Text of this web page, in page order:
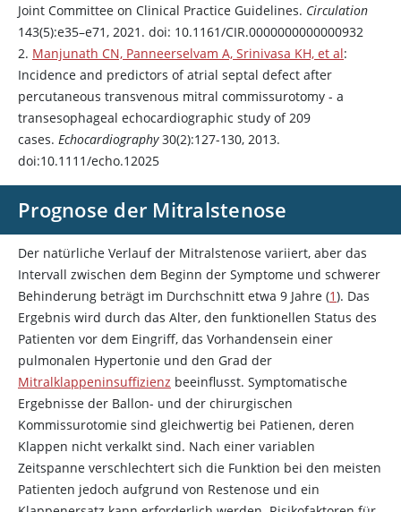
Joint Committee on Clinical Practice Guidelines. Circulation
143(5):e35–e71, 2021. doi: 10.1161/CIR.0000000000000932
2. Manjunath CN, Panneerselvam A, Srinivasa KH, et al:
Incidence and predictors of atrial septal defect after
percutaneous transvenous mitral commissurotomy - a
transesophageal echocardiographic study of 209
cases. Echocardiography30(2):127-130, 2013.
doi:10.1111/echo.12025
Prognose der Mitralstenose
Der natürliche Verlauf der Mitralstenose variiert, aber das
Intervall zwischen dem Beginn der Symptome und schwerer
Behinderung beträgt im Durchschnitt etwa 9 Jahre (1). Das
Ergebnis wird durch das Alter, den funktionellen Status des
Patienten vor dem Eingriff, das Vorhandensein einer
pulmonalen Hypertonie und den Grad der
Mitralklappeninsuffizienz beeinflusst. Symptomatische
Ergebnisse der Ballon- und der chirurgischen
Kommissurotomie sind gleichwertig bei Patienen, deren
Klappen nicht verkalkt sind. Nach einer variablen
Zeitspanne verschlechtert sich die Funktion bei den meisten
Patienten jedoch aufgrund von Restenose und ein